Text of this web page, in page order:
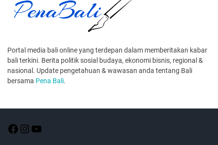
Portal media bali online yang terdepan dalam memberitakan kabar
bali terkini. Berita politik sosial budaya, ekonomi bisnis, regional &
nasional. Update pengetahuan & wawasan anda tentang Bali
bersama Pena Bali.